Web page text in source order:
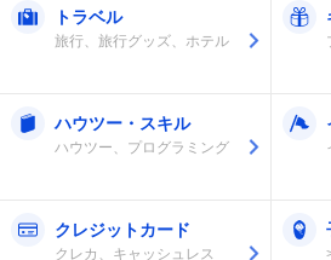
トラベル
旅行、旅行グッズ、ホテル
ハウツー・スキル
ハウツー、プログラミング
クレジットカード
クレカ、キャッシュレス